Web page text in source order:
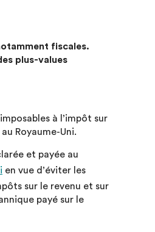
fiscales.
plus-values
à l’impôt sur
Royaume-Uni.
et payée au
en vue d’éviter les
sur le revenu et sur
payé sur le